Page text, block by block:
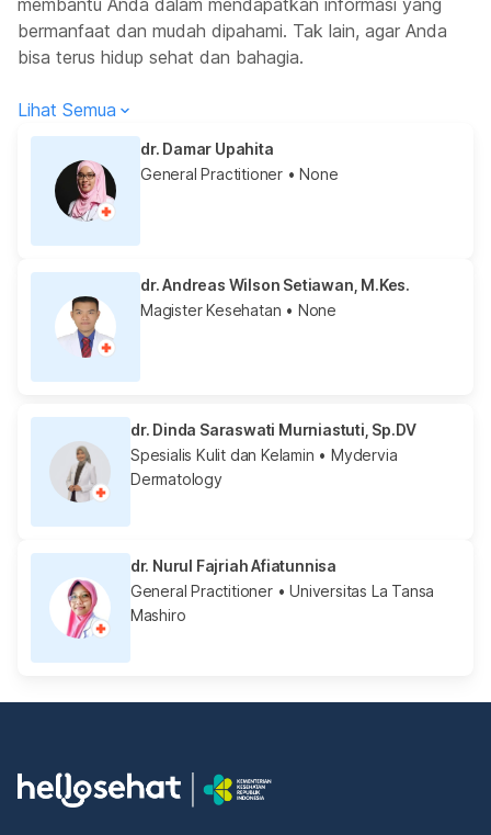
bermanfaat dan mudah dipahami. Tak lain, agar Anda
bisa terus hidup sehat dan bahagia.
Lihat Semua
dr. Damar Upahita
General Practitioner • None
dr. Andreas Wilson Setiawan, M.Kes.
Magister Kesehatan • None
dr. Dinda Saraswati Murniastuti, Sp.DV
Spesialis Kulit dan Kelamin • Mydervia
Dermatology
dr. Nurul Fajriah Afiatunnisa
General Practitioner• Universitas La Tansa
Mashiro